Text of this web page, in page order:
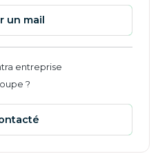
un mail
entreprise
?